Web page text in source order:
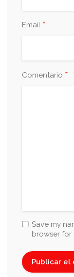
Email *
Comentario *
Save my
browser for